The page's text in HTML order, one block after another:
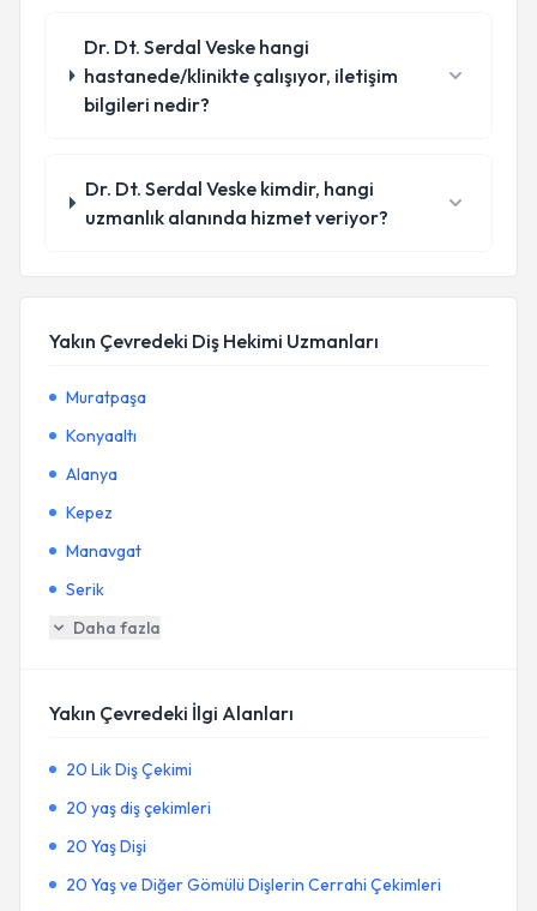
Dr. Dt. Serdal Veske hangi
hastanede/klinikte çalışıyor, iletişim
bilgileri nedir?
Dr. Dt. Serdal Veske kimdir, hangi
uzmanlık alanında hizmet veriyor?
Yakın Çevredeki Diş Hekimi Uzmanları
Muratpaşa
Konyaaltı
Alanya
Kepez
Manavgat
Serik
Daha fazla
Yakın Çevredeki İlgi Alanları
20 Lik Diş Çekimi
20 yaş diş çekimleri
20 Yaş Dişi
20 Yaş ve Diğer Gömülü Dişlerin Cerrahi Çekimleri